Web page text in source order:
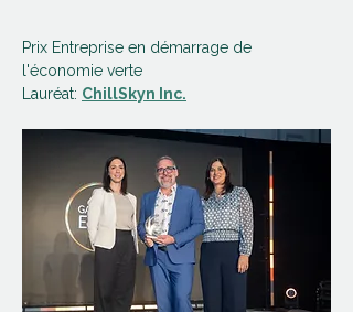
Prix Entreprise en démarrage de
l'économie verte
Lauréat: ChillSkyn Inc.